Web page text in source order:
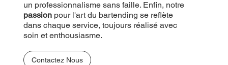
un professionnalisme sans faille. Enfin, notre
passionpour l'art du bartending se reflète
dans chaque service, toujours réalisé avec
soin et enthousiasme.
Contactez Nous